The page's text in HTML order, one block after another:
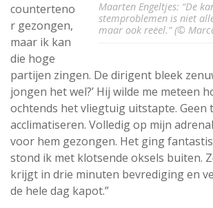
Maarten Engeltjes: “De
stemproblemen is niet
maar ook reëel.” (©
counterteno
r gezongen,
maar ik kan
die hoge
partijen zingen. De dirigent bleek
jongen het wel?’ Hij wilde me meteen
ochtends het vliegtuig uitstapte. Geen
acclimatiseren. Volledig op mijn
voor hem gezongen. Het ging
stond ik met klotsende oksels buiten.
krijgt in drie minuten bevrediging en
de hele dag kapot.”